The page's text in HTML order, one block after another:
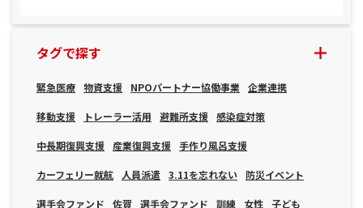
タグで探す
緊急医療 物資支援 NPOパートナー協働事業 企業連携
移動支援 トレーラー活用 避難所支援 感染症対策
中長期復興支援 産業復興支援 手作り風呂支援
カーフェリー就航 人員派遣 3.11を忘れない 防災イベント
選手会ファンド 佐賀 選手会ファンド 訓練 女性 子ども